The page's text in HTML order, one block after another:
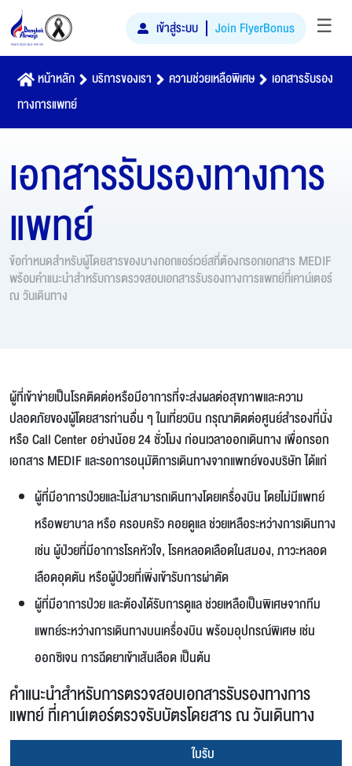
เข้าสู่ระบบ Join FlyerBonus ☰
หน้าหลัก บริการของเรา ความช่วยเหลือพิเศษ
เอกสารรับรอง
ทางการแพทย์
เอกสารรับรองทางการ
แพทย์
ข้อกำหนดสำหรับผู้โดยสารของบางกอกแอร์เวย์สที่ต้องกรอกเอกสาร MEDIF
พร้อมคำแนะนำสำหรับการตรวจสอบเอกสารรับรองทางการแพทย์ที่เคาน์เตอร์
ณ วันเดินทาง
ผู้ที่เข้าข่ายเป็นโรคติดต่อหรือมีอาการที่จะส่งผลต่อสุขภาพและความ
ปลอดภัยของผู้โดยสารท่านอื่น ๆ ในเที่ยวบิน กรุณาติดต่อศูนย์สำรองที่นั่ง
หรือ Call Center อย่างน้อย 24 ชั่วโมง ก่อนเวลาออกเดินทาง เพื่อกรอก
เอกสาร MEDIF และรอการอนุมัติการเดินทางจากแพทย์ของบริษัท ได้แก่
ผู้ที่มีอาการป่วยและไม่สามารถเดินทางโดยเครื่องบิน โดยไม่มีแพทย์
หรือพยาบาล หรือ ครอบครัว คอยดูแล ช่วยเหลือระหว่างการเดินทาง
เช่น ผู้ป่วยที่มีอาการโรคหัวใจ, โรคหลอดเลือดในสมอง, ภาวะหลอด
เลือดอุดตัน หรือผู้ป่วยที่เพิ่งเข้ารับการผ่าตัด
ผู้ที่มีอาการป่วย และต้องได้รับการดูแล ช่วยเหลือเป็นพิเศษจากทีม
แพทย์ระหว่างการเดินทางบนเครื่องบิน พร้อมอุปกรณ์พิเศษ เช่น
ออกซิเจน การฉีดยาเข้าเส้นเลือด เป็นต้น
คำแนะนำสำหรับการตรวจสอบเอกสารรับรองทางการ
แพทย์ ที่เคาน์เตอร์ตรวจรับบัตรโดยสาร ณ วันเดินทาง
ใบรับ